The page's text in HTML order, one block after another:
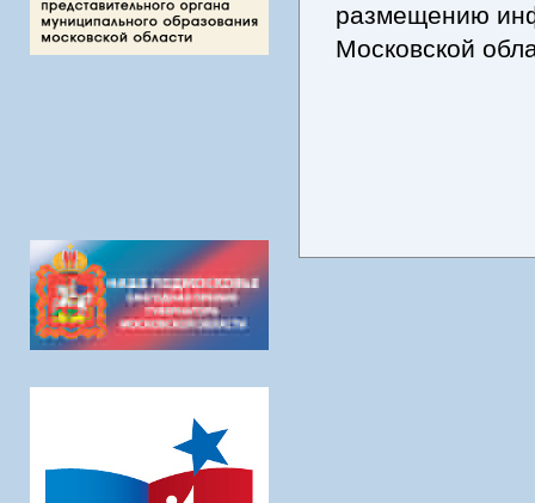
размещению
Московской